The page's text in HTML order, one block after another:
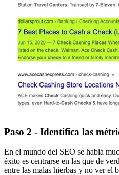
Paso 2 - Identifica las
En el mundo del SEO se habla
éxito es centrarse en las que de
entre las malas hierbas y no ver el